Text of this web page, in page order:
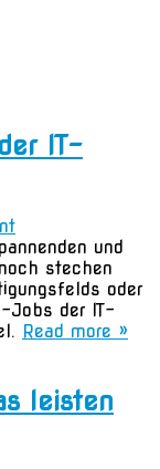
IT-
und
stechen
oder
Jobs der IT-
Read more »
leisten